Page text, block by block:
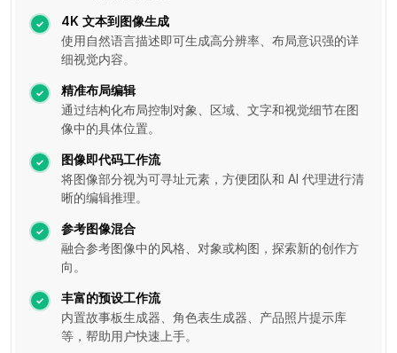
4K 文本到图像生成
使用自然语言描述即可生成高分辨率、布局意识强的详
细视觉内容。
精准布局编辑
通过结构化布局控制对象、区域、文字和视觉细节在图
像中的具体位置。
图像即代码工作流
将图像部分视为可寻址元素，方便团队和 AI 代理进行清
晰的编辑推理。
参考图像混合
融合参考图像中的风格、对象或构图，探索新的创作方
向。
丰富的预设工作流
内置故事板生成器、角色表生成器、产品照片提示库
等，帮助用户快速上手。